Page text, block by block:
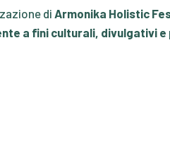
di Armonika Holistic
a fini culturali, divulgativi